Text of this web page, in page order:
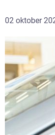
02 oktober